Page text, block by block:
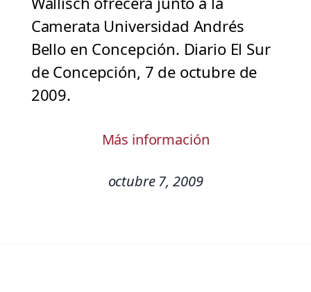
Camerata Universidad Andrés
Bello en Concepción. Diario El Sur
de Concepción, 7 de octubre de
2009.
Más información
octubre 7, 2009